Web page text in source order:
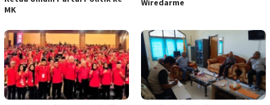
MK
Wiredarme